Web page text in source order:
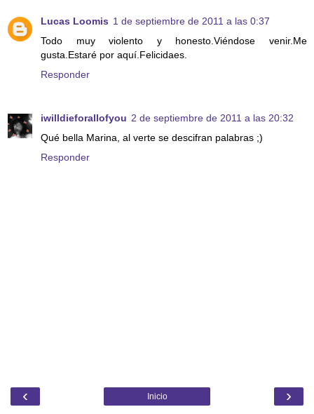
Lucas Loomis 1 de septiembre de 2011 a las 0:37
Todo muy violento y honesto.Viéndose venir.Me
gusta.Estaré por aquí.Felicidaes.
Responder
iwilldieforallofyou 2 de septiembre de 2011 a las 20:32
Qué bella Marina, al verte se descifran palabras ;)
Responder
‹ ›
Inicio